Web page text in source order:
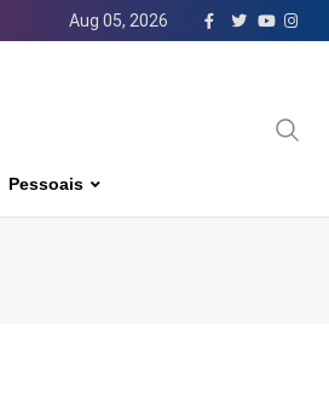
Aug 05, 2026
Pessoais